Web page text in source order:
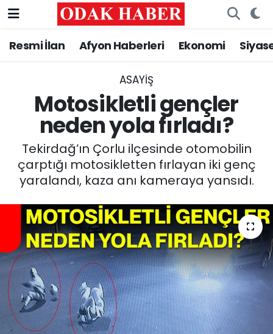
Resmi İlan Afyon Haberleri Ekonomi
ASAYİŞ
Motosikletli gençler
neden yola fırladı?
Tekirdağ’ın Çorlu ilçesinde otomobilin
çarptığı motosikletten fırlayan iki genç
yaralandı, kaza anı kameraya yansıdı.
AFYONKARAHİSAR HABERLERİ
ASAYİŞ
SİYASET
EĞİTİM
MAGAZİN
SAĞLIK
SPOR
11:11 MANŞET
Nöbetçi Eczaneler
Trafik Durumu
Süper Lig Puan Durumu ve Fikstür
Tüm Manşetler
Son Dakika Haberleri
Haber Arşivi